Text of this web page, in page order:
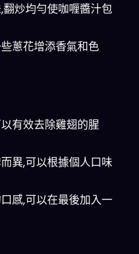
炒均勻使咖喱醬汁包
蔥花增添香氣和色
有效去除雞翅的腥
異,可以根據個人口味
感,可以在最後加入一